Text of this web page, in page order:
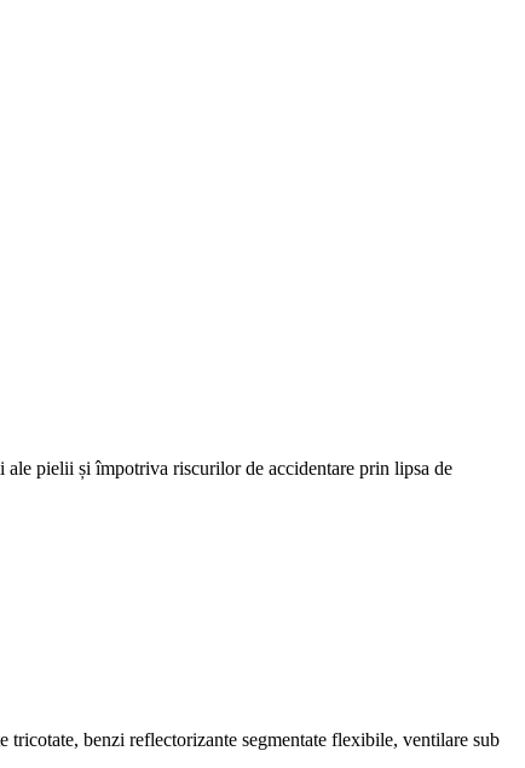
pielii și împotriva riscurilor de accidentare prin lipsa de
benzi reflectorizante segmentate flexibile, ventilare sub